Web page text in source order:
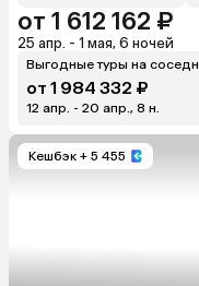
от 1 612 162 ₽
25 апр. - 1 мая, 6 ночей
Выгодные туры на
от 1 984 332 ₽
12 апр. - 20 апр., 8 н.
Кешбэк + 5 455